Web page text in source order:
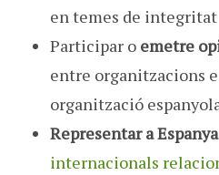
en temes de integritat
Participar o emetre
entre organitzacions
organització
Representar a Espanya
internacionals